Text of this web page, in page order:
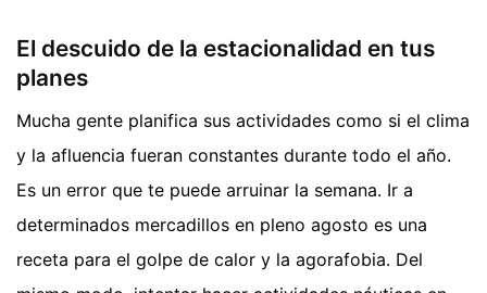
El descuido de la estacionalidad en tus
planes
Mucha gente planifica sus actividades como si el clima
y la afluencia fueran constantes durante todo el año.
Es un error que te puede arruinar la semana. Ir a
determinados mercadillos en pleno agosto es una
receta para el golpe de calor y la agorafobia. Del